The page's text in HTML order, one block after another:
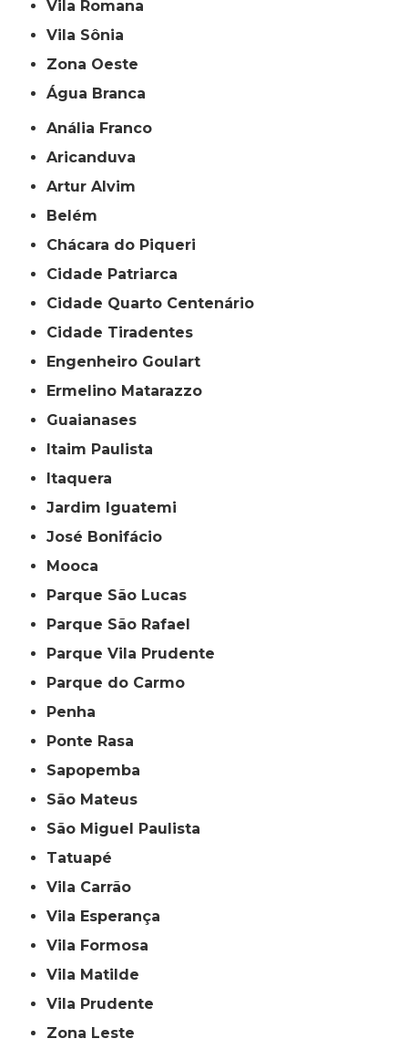
Vila Romana
Vila Sônia
Zona Oeste
Água Branca
Anália Franco
Aricanduva
Artur Alvim
Belém
Chácara do Piqueri
Cidade Patriarca
Cidade Quarto Centenário
Cidade Tiradentes
Engenheiro Goulart
Ermelino Matarazzo
Guaianases
Itaim Paulista
Itaquera
Jardim Iguatemi
José Bonifácio
Mooca
Parque São Lucas
Parque São Rafael
Parque Vila Prudente
Parque do Carmo
Penha
Ponte Rasa
Sapopemba
São Mateus
São Miguel Paulista
Tatuapé
Vila Carrão
Vila Esperança
Vila Formosa
Vila Matilde
Vila Prudente
Zona Leste